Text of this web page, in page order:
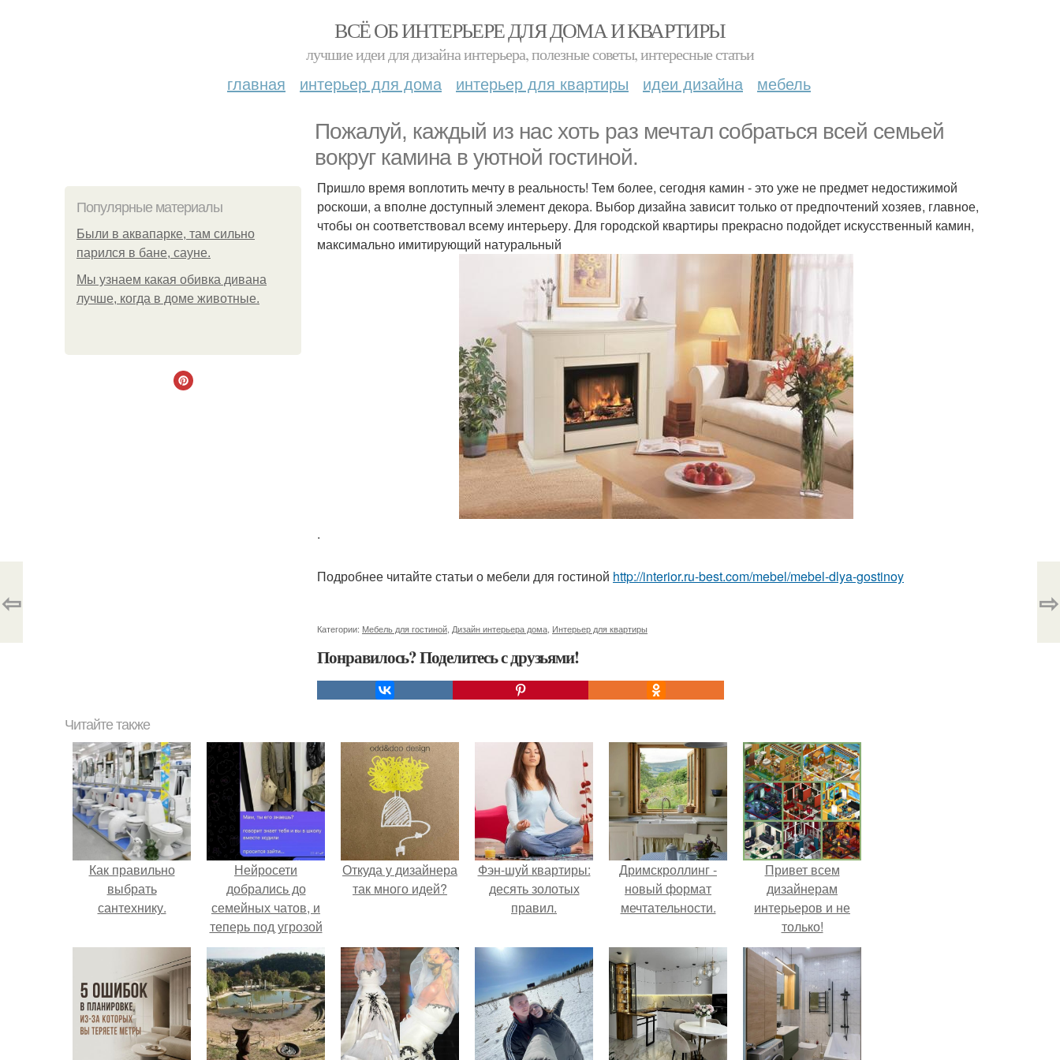
ВСЁ ОБ ИНТЕРЬЕРЕ ДЛЯ ДОМА И КВАРТИРЫ
лучшие идеи для дизайна интерьера, полезные советы, интересные статьи
главная интерьер для дома интерьер для квартиры идеи дизайна мебель
Пожалуй, каждый из нас хоть раз мечтал собраться всей семьей
вокруг камина в уютной гостиной.
Популярные материалы
Были в аквапарке, там сильно
парился в бане, сауне.
Мы узнаем какая обивка дивана
лучше, когда в доме животные.
Пришло время воплотить мечту в реальность! Тем более, сегодня камин - это уже не предмет недостижимой
роскоши, а вполне доступный элемент декора. Выбор дизайна зависит только от предпочтений хозяев, главное,
чтобы он соответствовал всему интерьеру. Для городской квартиры прекрасно подойдет искусственный камин,
максимально имитирующий натуральный
.
Подробнее читайте статьи о мебели для гостиной http://interior.ru-best.com/mebel/mebel-dlya-gostinoy
Категории: Мебель для гостиной Дизайн интерьера дома Интерьер для квартиры
Понравилось? Поделитесь с друзьями!
⇦ ⇨
Читайте также
Как правильно
выбрать
сантехнику.
Нейросети
добрались до
семейных чатов, и
теперь под угрозой
мамины нервы.
Откуда у дизайнера
так много идей?
Фэн-шуй квартиры:
десять золотых
правил.
Дримскроллинг -
новый формат
мечтательности.
Привет всем
дизайнерам
интерьеров и не
только!